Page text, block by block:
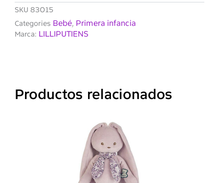
SKU 83015
Categories Bebé, Primera infancia
Marca: LILLIPUTIENS
Productos relacionados